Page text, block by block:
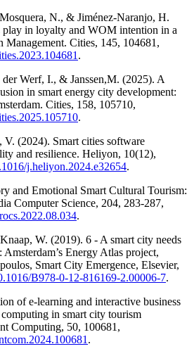
N., & Jiménez-Naranjo, H.
play in loyalty and WOM intention in a
Management. Cities, 145, 104681,
.
Werf, I., & Janssen,M. (2025). A
in smart energy city development:
Cities, 158, 105710,
.
(2024). Smart cities software
and resilience. Heliyon, 10(12),
j.heliyon.2024.e32654.
and Emotional Smart Cultural Tourism:
Computer Science, 204, 283-287,
.
W. (2019). 6 - A smart city needs
Energy Atlas project,
Smart City Emergence, Elsevier,
B978-0-12-816169-2.00006-7.
of e-learning and interactive business
in smart city tourism
Computing, 50, 100681,
.